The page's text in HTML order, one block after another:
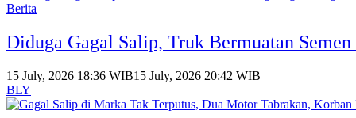
Berita
Diduga Gagal Salip, Truk Bermuatan
15 July, 2026 18:36 WIB15 July, 2026 20:42 WIB
BLY